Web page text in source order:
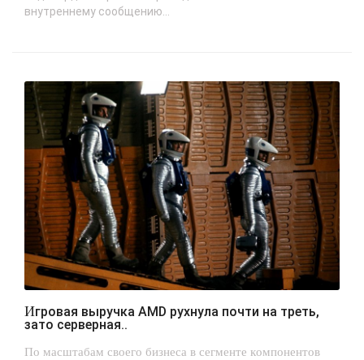
внутреннему сообщению...
Игровая выручка AMD рухнула почти на треть,
зато серверная..
По масштабам своего бизнеса в сегменте компонентов